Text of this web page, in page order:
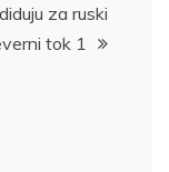
za ruski
tok 1